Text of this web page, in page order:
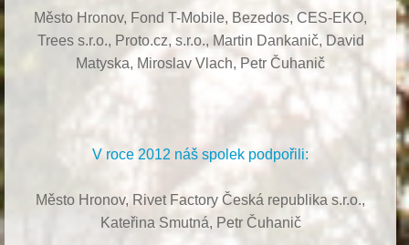
Město Hronov, Fond T-Mobile, Bezedos, CES-EKO,
Trees s.r.o., Proto.cz, s.r.o., Martin Dankanič, David
Matyska, Miroslav Vlach, Petr Čuhanič
V roce 2012 náš spolek podpořili:
Město Hronov, Rivet Factory Česká republika s.r.o.,
Kateřina Smutná, Petr Čuhanič